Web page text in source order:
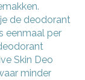
de deodorant
eenmaal per
Skin Deo
minder